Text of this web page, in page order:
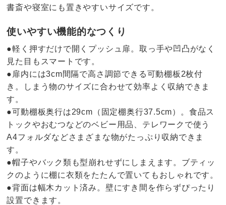
書斎や寝室にも置きやすいサイズです。
使いやすい機能的なつくり
●軽く押すだけで開くプッシュ扉。取っ手や凹凸がなく
見た目もスマートです。
●扉内には3cm間隔で高さ調節できる可動棚板2枚付
き。しまう物のサイズに合わせて効率よく収納できま
す。
●可動棚板奥行は29cm（固定棚奥行37.5cm）。食品ス
トックやおむつなどのベビー用品、テレワークで使う
A4フォルダなどさまざまな物がたっぷり収納できま
す。
●帽子やバック類も型崩れせずにしまえます。ブティッ
クのように棚に衣類をたたんで置いてもおしゃれです。
●背面は幅木カット済み。壁にすき間を作らずぴったり
設置できます。